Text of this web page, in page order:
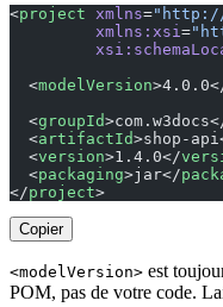
<project xmlns="http://
         xmlns:xsi
=
  <
modelVersion
  <
groupId
  <
artifactId>shop-
  <
version>1.4.0</
  <
packaging>jar</
</project>
Copier
<modelVersion> est
POM, pas de votre code.